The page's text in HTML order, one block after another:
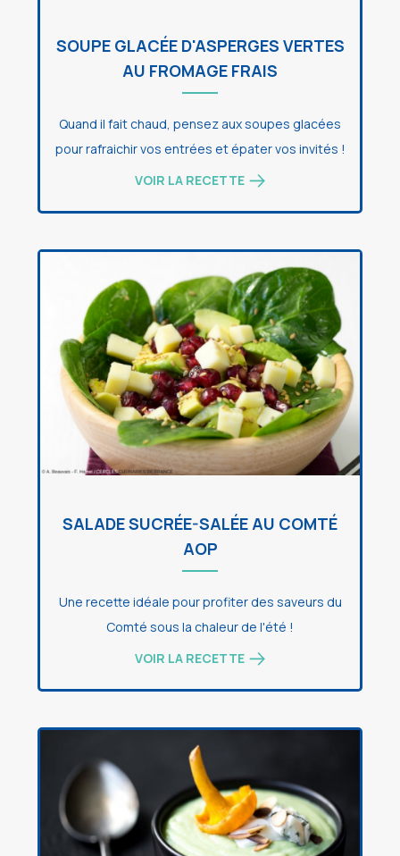
SOUPE GLACÉE D'ASPERGES VERTES
AU FROMAGE FRAIS
Quand il fait chaud, pensez aux soupes glacées
pour rafraichir vos entrées et épater vos invités !
VOIR LA RECETTE
SALADE SUCRÉE-SALÉE AU COMTÉ
AOP
Une recette idéale pour profiter des saveurs du
Comté sous la chaleur de l'été !
VOIR LA RECETTE